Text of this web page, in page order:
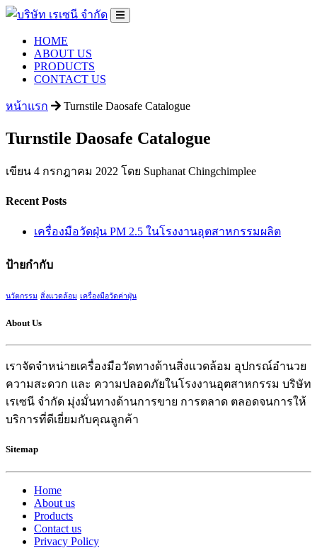
HOME
ABOUT US
PRODUCTS
CONTACT US
หน้าแรก Turnstile Daosafe Catalogue
Turnstile Daosafe Catalogue
เขียน 4 กรกฎาคม 2022 โดย Suphanat Chingchimplee
Recent Posts
เครื่องมือวัดฝุ่น PM 2.5 ในโรงงานอุตสาหกรรมผลิต
ป้ายกำกับ
นวัตกรรม สิ่งแวดล้อม เครื่องมือวัดค่าฝุ่น
About Us
เราจัดจำหน่ายเครื่องมือวัดทางด้านสิ่งแวดล้อม อุปกรณ์อำนวย
ความสะดวก และ ความปลอดภัยในโรงงานอุตสาหกรรม บริษัท
เรเซนี จำกัด มุ่งมั่นทางด้านการขาย การตลาด ตลอดจนการให้
บริการที่ดีเยี่ยมกับคุณลูกค้า
Sitemap
Home
About us
Products
Contact us
Privacy Policy